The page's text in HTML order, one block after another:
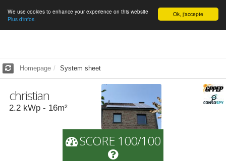
English Ok, j'accepte
We use cookies to enhance your experience on this website
Plus d'infos.
Homepage System sheet
christian
2.2 kWp - 16m²
SCORE 100/100